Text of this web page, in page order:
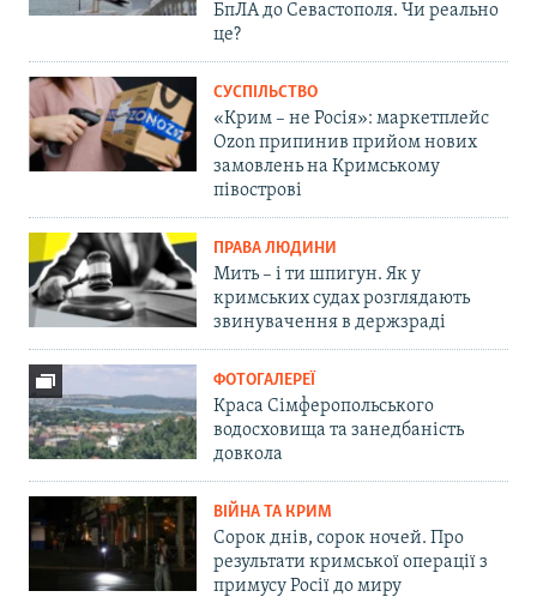
БпЛА до Севастополя. Чи реально
це?
СУСПІЛЬСТВО
«Крим – не Росія»: маркетплейс
Ozon припинив прийом нових
замовлень на Кримському
півострові
ПРАВА ЛЮДИНИ
Мить – і ти шпигун. Як у
кримських судах розглядають
звинувачення в держзраді
ФОТОГАЛЕРЕЇ
Краса Сімферопольського
водосховища та занедбаність
довкола
ВІЙНА ТА КРИМ
Сорок днів, сорок ночей. Про
результати кримської операції з
примусу Росії до миру